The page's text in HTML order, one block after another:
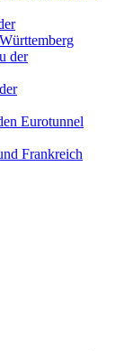
der
Eurotunnel
Frankreich